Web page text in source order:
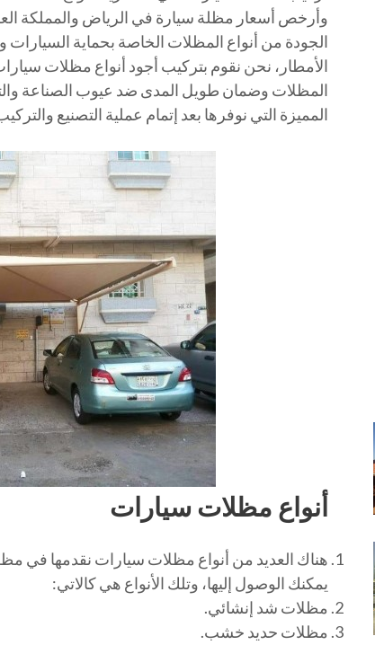
وأرخص أسعار مظلة سيارة في الرياض والمملكة
الجودة من أنواع المظلات الخاصة بحماية
الأمطار، نحن نقوم بتركيب أجود أنواع مظلات
المميزة التي نوفرها بعد إتمام عملية التصنيع
أنواع مظلات سيارات
هناك العديد من أنواع مظلات سيارات نقدمها في
يمكنك الوصول إليها، وتلك الأنواع هي كالاتي:
مظلات شد إنشائي.
مظلات حديد خشب.